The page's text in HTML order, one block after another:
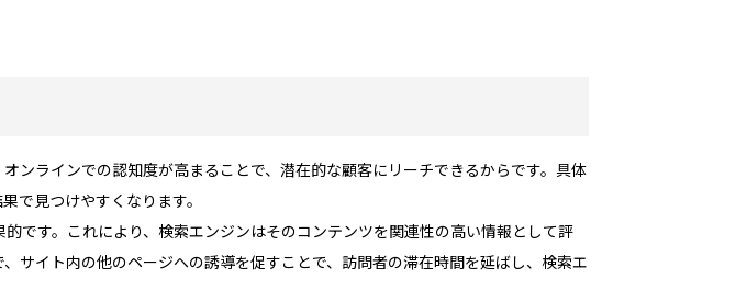
ンラインでの認知度が高まることで、潜在的な顧客にリーチできるからです。具体
で見つけやすくなります。
です。これにより、検索エンジンはそのコンテンツを関連性の高い情報として評
サイト内の他のページへの誘導を促すことで、訪問者の滞在時間を延ばし、検索エ